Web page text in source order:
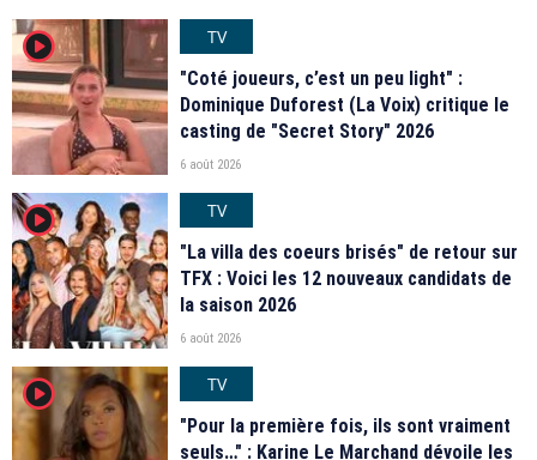
player2
TV
"Coté joueurs, c’est un peu light" :
Dominique Duforest (La Voix) critique le
casting de "Secret Story" 2026
6 août 2026
player2
TV
"La villa des coeurs brisés" de retour sur
TFX : Voici les 12 nouveaux candidats de
la saison 2026
6 août 2026
player2
TV
"Pour la première fois, ils sont vraiment
seuls…" : Karine Le Marchand dévoile les